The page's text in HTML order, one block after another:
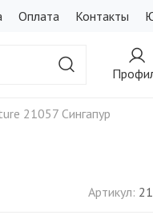
Оплата Контакты
21057 Сингапур
Артикул: